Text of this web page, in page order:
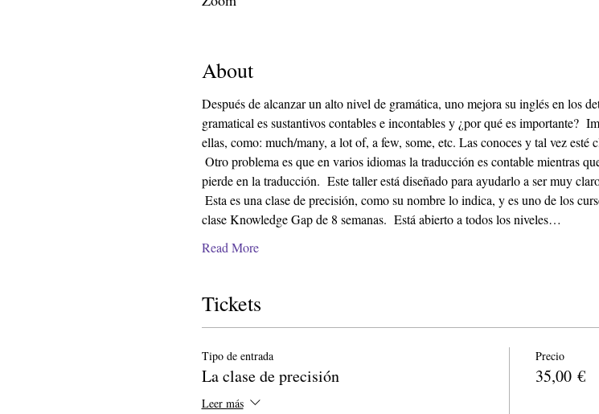
About
Después de alcanzar un alto nivel de gramática, uno mejora su inglés en los
gramatical es sustantivos contables e incontables y ¿por qué es importante?
ellas, como: much/many, a lot of, a few, some, etc. Las conoces y tal vez esté
pierde en la traducción.  Este taller está diseñado para ayudarlo a ser muy
clase Knowledge Gap de 8 semanas.  Está abierto a todos los niveles…
Read More
Tickets
Tipo de entrada
La clase de precisión
Leer más
Precio
35,00 €